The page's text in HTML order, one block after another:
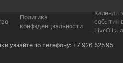
Политика
конфиденциальности
событий
узнайте по телефону: +7 926 525 95